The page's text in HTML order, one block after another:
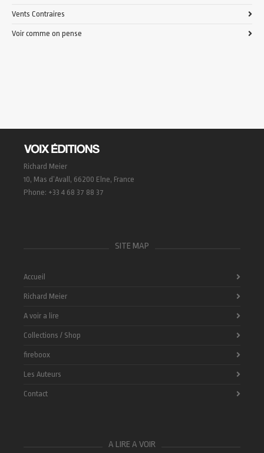
Vents Contraires
Voir comme on pense
Richard Meier
10, Mas d’Avall, 66200 Elne, France
Phone: +33 4 68 37 88 37
SITE MAP
Accueil
Richard Meier
A voir a lire
Collections / Shop
fireboox
Les Auteurs
Contact
A LIRE A VOIR